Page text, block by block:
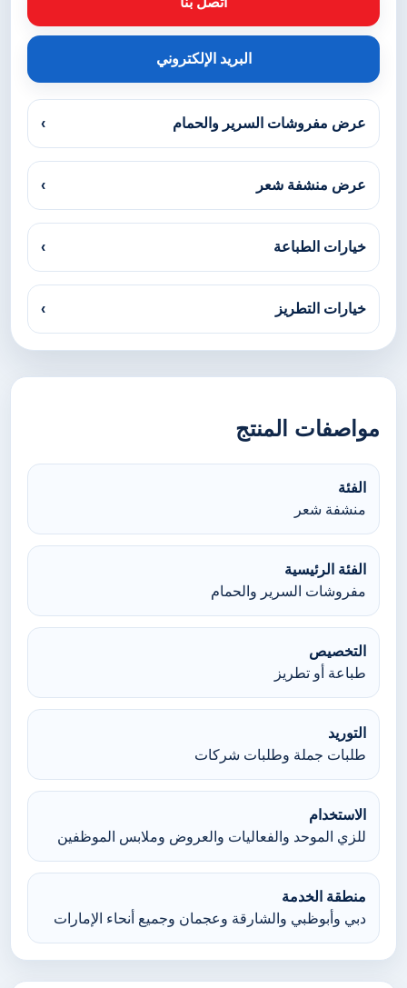
البريد الإلكتروني
عرض مفروشات السرير والحمام ›
عرض منشفة شعر ›
خيارات الطباعة ›
خيارات التطريز ›
مواصفات المنتج
الفئة
منشفة شعر
الفئة الرئيسية
مفروشات السرير والحمام
التخصيص
طباعة أو تطريز
التوريد
طلبات جملة وطلبات شركات
الاستخدام
للزي الموحد والفعاليات والعروض وملابس الموظفين
منطقة الخدمة
دبي وأبوظبي والشارقة وعجمان وجميع أنحاء الإمارات